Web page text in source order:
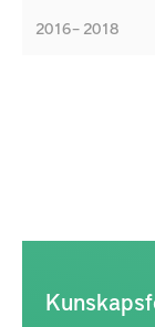
för
2016 – 2018